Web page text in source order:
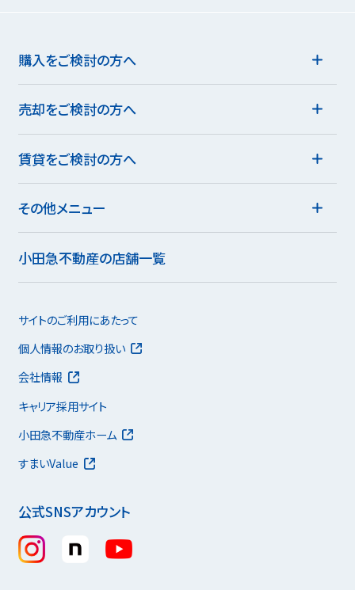
購入をご検討の方へ
売却をご検討の方へ
賃貸をご検討の方へ
その他メニュー
小田急不動産の店舗一覧
公式SNSアカウント
サイトのご利用にあたって
個人情報のお取り扱い
会社情報
キャリア採用サイト
小田急不動産ホーム
すまいValue